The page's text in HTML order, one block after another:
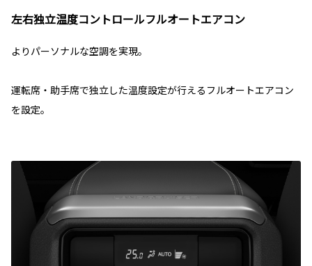
左右独立温度コントロールフルオートエアコン
よりパーソナルな空調を実現。
運転席・助手席で独立した温度設定が行えるフルオートエアコン
を設定。